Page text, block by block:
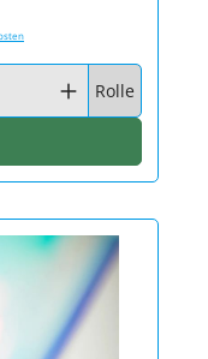
ein oder benutze die
Rolle